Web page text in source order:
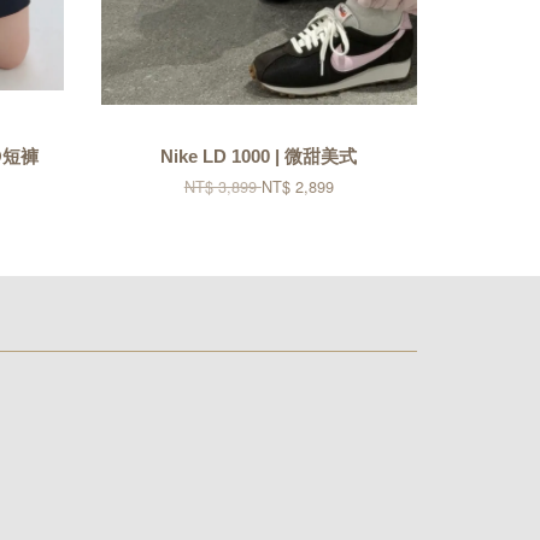
褲 Nike LD 1000 | 微甜美式
NT$ 3,899NT$ 2,899